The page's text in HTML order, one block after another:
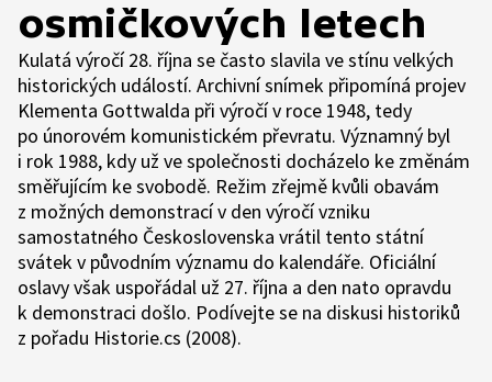
osmičkových letech
Kulatá výročí 28. října se často slavila ve stínu velkých
historických událostí. Archivní snímek připomíná projev
Klementa Gottwalda při výročí v roce 1948, tedy
po únorovém komunistickém převratu. Významný byl
i rok 1988, kdy už ve společnosti docházelo ke změnám
směřujícím ke svobodě. Režim zřejmě kvůli obavám
z možných demonstrací v den výročí vzniku
samostatného Československa vrátil tento státní
svátek v původním významu do kalendáře. Oficiální
oslavy však uspořádal už 27. října a den nato opravdu
k demonstraci došlo. Podívejte se na diskusi historiků
z pořadu Historie.cs (2008).